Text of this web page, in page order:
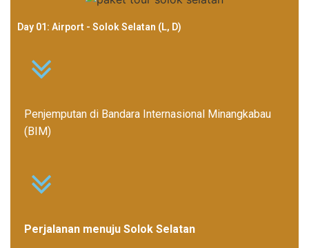
Day 01: Airport - Solok Selatan (L, D)
Penjemputan di Bandara Internasional Minangkabau
(BIM)
Perjalanan menuju Solok Selatan